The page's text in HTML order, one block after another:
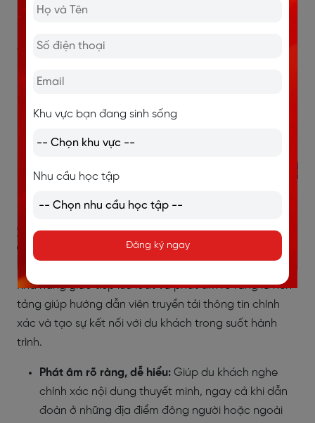
3.1. Kỹ năng giao tiếp và phát âm
tiếng Anh
Khả năng giao tiếp lưu loát và phát âm rõ ràng là nền
tảng giúp hướng dẫn viên truyền tải thông tin chính
xác và tạo sự kết nối với du khách trong suốt hành
trình.
Phát âm rõ ràng, dễ hiểu: Giúp du khách nghe
chính xác nội dung thuyết minh, ngay cả khi dẫn
đoàn ở những địa điểm đông người hoặc ngoài
Khu vực bạn đang sinh sống
Nhu cầu học tập
Đăng ký ngay